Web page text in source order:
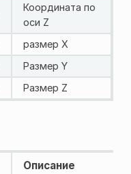
Координата по
оси Z
размер Х
Размер Y
Размер Z
Описание